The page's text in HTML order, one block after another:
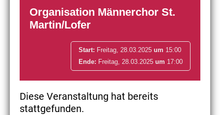
Organisation Männerchor St.
Martin/Lofer
Start: Freitag, 28.03.2025 um 15:00
Ende: Freitag, 28.03.2025 um 17:00
Diese Veranstaltung hat bereits
stattgefunden.